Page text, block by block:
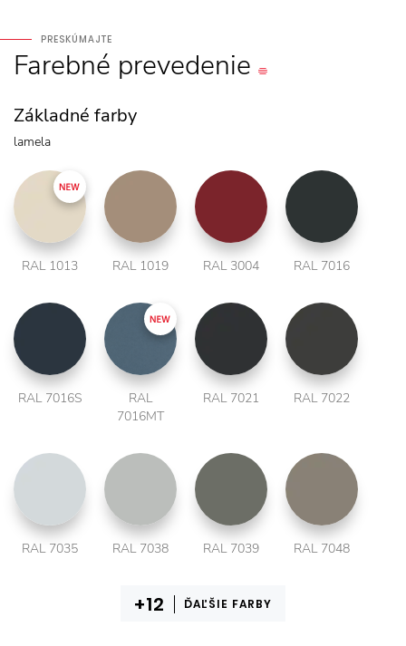
PRESKÚMAJTE
Farebné prevedenie
Základné farby
lamela
RAL 1013 RAL 1019 RAL 3004 RAL 7016
RAL 7016S
RAL
7016MT
RAL 7021 RAL 7022
RAL 7035 RAL 7038 RAL 7039 RAL 7048
ĎAĽŠIE FARBY